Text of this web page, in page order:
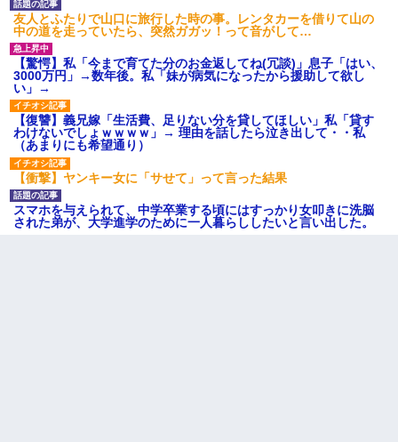
嘘をついてフリン旅行へ出かけた嫁→翌日、嫁「ただいま～」旦
那「娘がシんだよ。何度も連絡したのに…」嫁「えっ」→なん
と・・・
父が他界→父のフリン相手『どうか相続を放棄して下さい、昔の
ことは謝ります。ごめんなさい…』私「お子さんはフリン略奪婚
って知ってるの？」相手『 』結果→
裁判官「お互いに最後に言いたいことはありますか」バカ夫
「…」A「夫を一発殴らせてほしい」裁判官「どうぞ」
友人とふたりで山口に旅行した時の事。レンタカーを借りて山の
中の道を走っていたら、突然ガガッ！って音がして…
【驚愕】私「今まで育てた分のお金返してね(冗談)」息子「はい、
3000万円」→数年後。私「妹が病気になったから援助して欲し
い」→
【復讐】義兄嫁「生活費、足りない分を貸してほしい」私「貸す
わけないでしょｗｗｗｗ」→ 理由を話したら泣き出して・・私
（あまりにも希望通り）
【衝撃】ヤンキー女に「サせて」って言った結果
スマホを与えられて、中学卒業する頃にはすっかり女叩きに洗脳
された弟が、大学進学のために一人暮らししたいと言い出した。